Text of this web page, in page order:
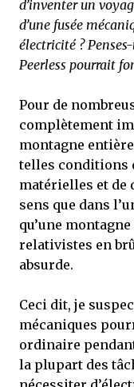
d’inventer un
d’une fusée
électricité ?
Peerless pourrait
Pour de
complètement
montagne
telles conditions
matérielles et de
sens que dans
qu’une
relativistes en
absurde.
Ceci dit, je
mécaniques
ordinaire
la plupart des